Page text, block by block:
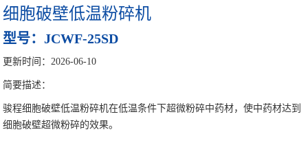
小型超微粉碎机系列
中型超微粉碎机系列
大型超微粉碎机系列
制冷机
细胞破壁低温粉碎机
型号：JCWF-25SD
更新时间：2026-06-10
简要描述：
骏程细胞破壁低温粉碎机在低温条件下超微粉碎中药材，使中药材达到
细胞破壁超微粉碎的效果。